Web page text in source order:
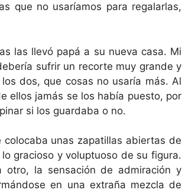
que no usaríamos para regalarlas,
las llevó papá a su nueva casa. Mi
sufrir un recorte muy grande y
dos, que cosas no usaría más. Al
ellos jamás se los había puesto, por
si los guardaba o no.
unas zapatillas abiertas de
gracioso y voluptuoso de su figura.
la sensación de admiración y
en una extraña mezcla de